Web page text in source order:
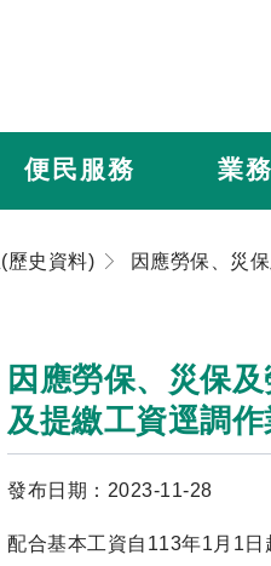
便民服務 業
歷史資料)
因應勞保、災保
及提繳工資逕調作
發布日期：2023-11-28
配合基本工資自113年1月1